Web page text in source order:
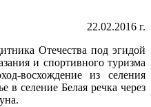
22.02.2016 г.
Отечества под эгидой
и спортивного туризма
восхождение из селения
селение Белая речка через